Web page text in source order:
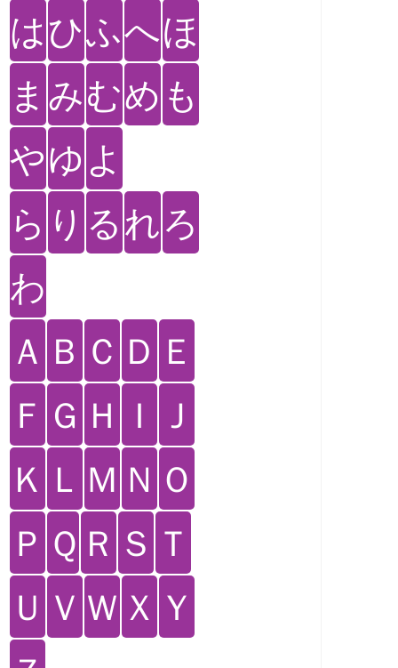
はひふへほ
ま みむめ も
やゆ よ
ら り るれろ
わ
Ａ Ｂ Ｃ Ｄ Ｅ
Ｆ Ｇ Ｈ Ｉ Ｊ
Ｋ Ｌ Ｍ Ｎ Ｏ
Ｐ Ｑ Ｒ Ｓ Ｔ
Ｕ Ｖ Ｗ Ｘ Ｙ